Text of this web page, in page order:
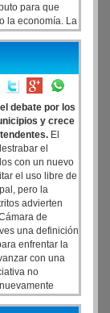
para que
la economía. La
al programa
Gobierno, lo
jueves. El
debate por los
y crece
El
el
con un nuevo
el uso libre de
pero la
advierten
de
una definición
enfrentar la
con una
no